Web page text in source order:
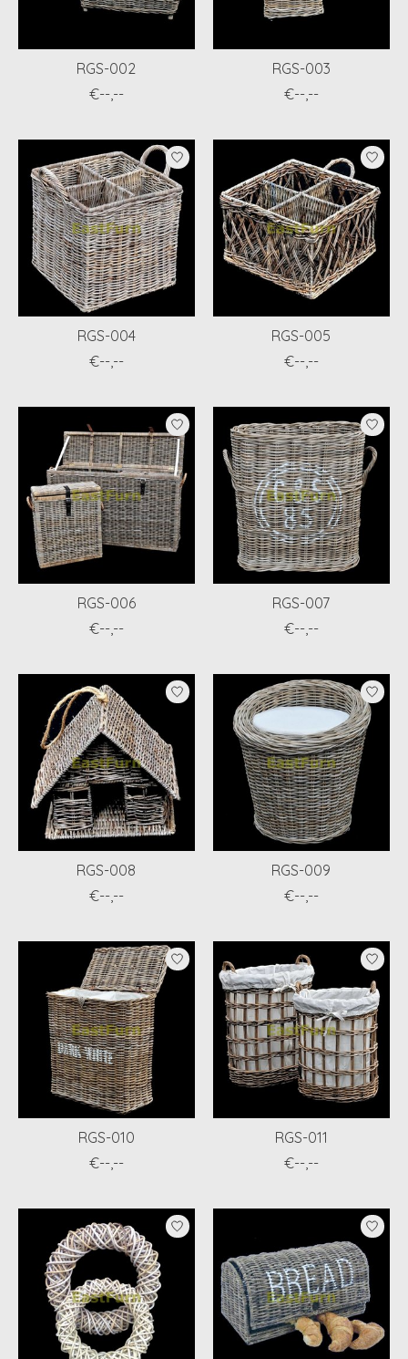
RGS-002
€--,--
RGS-003
€--,--
RGS-004
€--,--
RGS-005
€--,--
RGS-006
€--,--
RGS-007
€--,--
RGS-008
€--,--
RGS-009
€--,--
RGS-010
€--,--
RGS-011
€--,--